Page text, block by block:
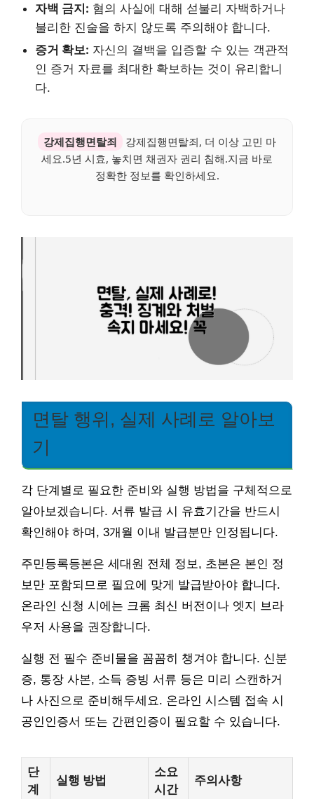
자백 금지: 혐의 사실에 대해 섣불리 자백하거나
불리한 진술을 하지 않도록 주의해야 합니다.
증거 확보: 자신의 결백을 입증할 수 있는 객관적
인 증거 자료를 최대한 확보하는 것이 유리합니
다.
강제집행면탈죄
강제집행면탈죄, 더 이상 고민 마
세요.5년 시효, 놓치면 채권자 권리 침해.지금 바로
정확한 정보를 확인하세요.
면탈 행위, 실제 사례로 알아보
기
각 단계별로 필요한 준비와 실행 방법을 구체적으로
알아보겠습니다. 서류 발급 시 유효기간을 반드시
확인해야 하며, 3개월 이내 발급분만 인정됩니다.
주민등록등본은 세대원 전체 정보, 초본은 본인 정
보만 포함되므로 필요에 맞게 발급받아야 합니다.
온라인 신청 시에는 크롬 최신 버전이나 엣지 브라
우저 사용을 권장합니다.
실행 전 필수 준비물을 꼼꼼히 챙겨야 합니다. 신분
증, 통장 사본, 소득 증빙 서류 등은 미리 스캔하거
나 사진으로 준비해두세요. 온라인 시스템 접속 시
공인인증서 또는 간편인증이 필요할 수 있습니다.
단
계
실행 방법
소요
시간
주의사항